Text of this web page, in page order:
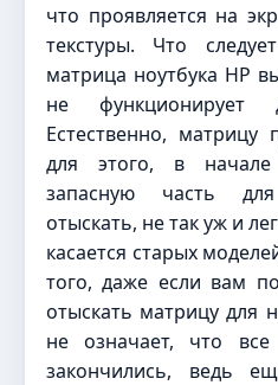
что проявляется на
текстуры. Что
матрица ноутбука HP
не функционирует
Естественно, матрицу
для этого, в начале
запасную часть
отыскать, не так уж и
касается старых
того, даже если вам
отыскать матрицу для
не означает, что
закончились, ведь